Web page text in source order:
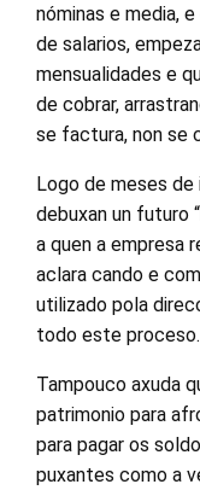
nóminas e media,
de salarios,
mensualidades e
de cobrar,
se factura, non se
Logo de meses
debuxan un futuro
a quen a empresa
aclara cando e
utilizado pola
todo este proceso.
Tampouco axuda
patrimonio para
para pagar os
puxantes como a